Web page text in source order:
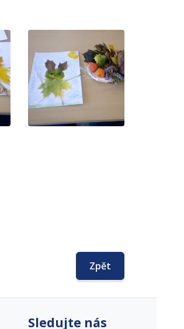
Zpět
Sledujte nás